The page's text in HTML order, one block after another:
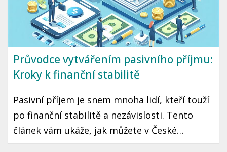
Průvodce vytvářením pasivního příjmu:
Kroky k finanční stabilitě
Pasivní příjem je snem mnoha lidí, kteří touží
po finanční stabilitě a nezávislosti. Tento
článek vám ukáže, jak můžete v České
republice začít tvořit pasivní příjem, a